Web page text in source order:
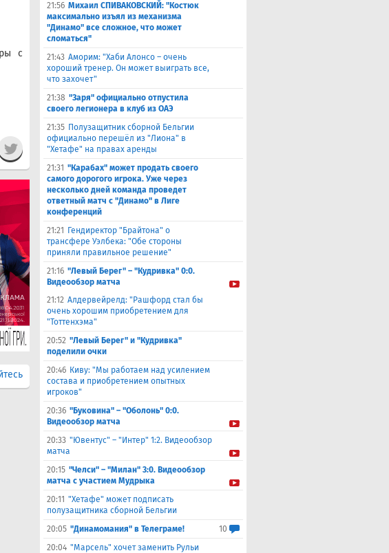
с
21:56 Михаил СПИВАКОВСКИЙ: "Костюк
максимально изъял из механизма
"Динамо" все сложное, что может
сломаться"
21:43 Аморим: "Хаби Алонсо – очень
хороший тренер. Он может выиграть все,
что захочет"
21:38 "Заря" официально отпустила
своего легионера в клуб из ОАЭ
21:35 Полузащитник сборной Бельгии
официально перешёл из "Лиона" в
"Хетафе" на правах аренды
21:31 "Карабах" может продать своего
самого дорогого игрока. Уже через
несколько дней команда проведет
ответный матч с "Динамо" в Лиге
конференций
21:21
Гендиректор "Брайтона" о
трансфере Уэлбека: "Обе стороны
приняли правильное решение"
21:16 "Левый Берег" – "Кудривка" 0:0.
Видеообзор матча
21:12 Алдервейрелд: "Рашфорд стал бы
очень хорошим приобретением для
"Тоттенхэма"
20:52 "Левый Берег" и "Кудривка"
поделили очки
20:46 Киву: "Мы работаем над усилением
состава и приобретением опытных
игроков"
20:36 "Буковина" – "Оболонь" 0:0.
Видеообзор матча
20:33 "Ювентус" – "Интер" 1:2. Видеообзор
матча
20:15 "Челси" – "Милан" 3:0. Видеообзор
матча с участием Мудрыка
20:11 "Хетафе" может подписать
полузащитника сборной Бельгии
20:05 "Динамомания" в Телеграме!
10
20:04 "Марсель" хочет заменить Рульи